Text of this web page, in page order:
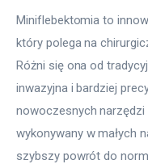
Miniflebektomia to
który polega na
Różni się ona od
inwazyjna i bardziej
nowoczesnych
wykonywany w małych
szybszy powrót do